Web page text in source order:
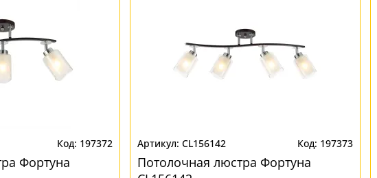
197372
Фортуна
CL156142 197373
Потолочная люстра Фортуна